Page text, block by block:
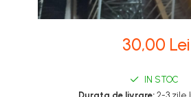
30,00 Lei
IN STOC